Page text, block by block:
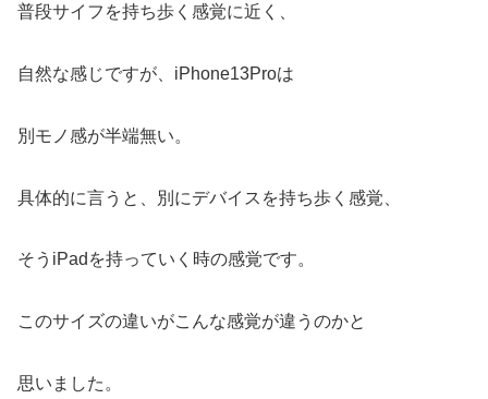
普段サイフを持ち歩く感覚に近く、
自然な感じですが、iPhone13Proは
別モノ感が半端無い。
具体的に言うと、別にデバイスを持ち歩く感覚、
そうiPadを持っていく時の感覚です。
このサイズの違いがこんな感覚が違うのかと
思いました。